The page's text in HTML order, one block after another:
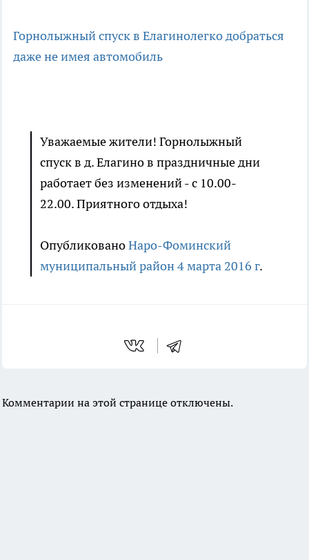
Горнолыжный спуск в Елагинолегко добраться
даже не имея автомобиль
Уважаемые жители! Горнолыжный
спуск в д. Елагино в праздничные дни
работает без изменений - с 10.00-
22.00. Приятного отдыха!
ОпубликованоНаро-Фоминский
муниципальный район4 марта 2016 г.
Комментарии на этой странице отключены.